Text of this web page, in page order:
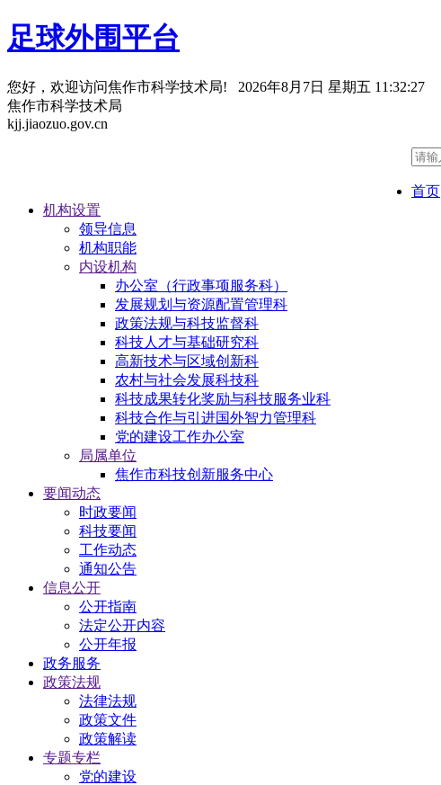
足球外围平台
您好，欢迎访问焦作市科学技术局! 2026年8月7日 星期五 11:32:28
焦作市科学技术局
kjj.jiaozuo.gov.cn
首页
机构设置
领导信息
机构职能
内设机构
办公室（行政事项服务科）
发展规划与资源配置管理科
政策法规与科技监督科
科技人才与基础研究科
高新技术与区域创新科
农村与社会发展科技科
科技成果转化奖励与科技服务业科
科技合作与引进国外智力管理科
党的建设工作办公室
局属单位
焦作市科技创新服务中心
要闻动态
时政要闻
科技要闻
工作动态
通知公告
信息公开
公开指南
法定公开内容
公开年报
政务服务
政策法规
法律法规
政策文件
政策解读
专题专栏
党的建设